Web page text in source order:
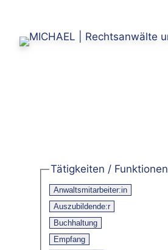
springen
Tätigkeiten / Funktionen
Anwaltsmitarbeiter:in
Auszubildende:r
Buchhaltung
Empfang